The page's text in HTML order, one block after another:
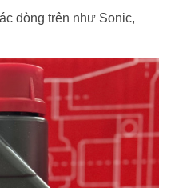
dòng trên như Sonic,